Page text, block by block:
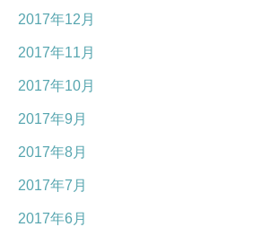
2017年12月
2017年11月
2017年10月
2017年9月
2017年8月
2017年7月
2017年6月